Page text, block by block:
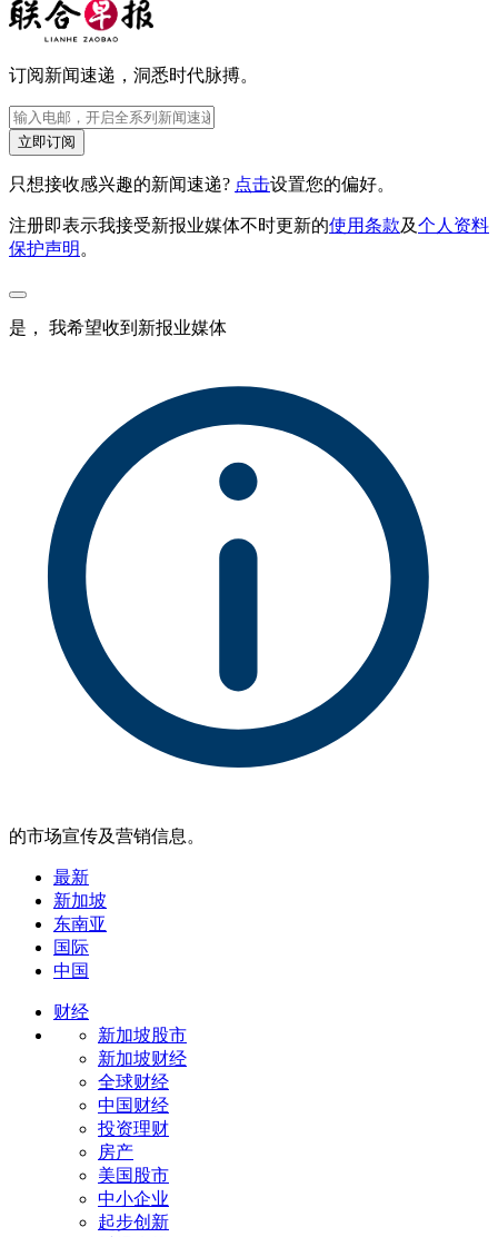
订阅新闻速递，洞悉时代脉搏。
立即订阅
只想接收感兴趣的新闻速递? 点击设置您的偏好。
注册即表示我接受新报业媒体不时更新的使用条款及个人资料
保护声明 。
是， 我希望收到新报业媒体
的市场宣传及营销信息。
最新
新加坡
东南亚
国际
中国
财经
新加坡股市
新加坡财经
全球财经
中国财经
投资理财
房产
美国股市
中小企业
起步创新